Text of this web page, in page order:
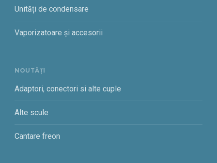
Unități de condensare
Vaporizatoare și accesorii
NOUTĂȚI
Adaptori, conectori si alte cuple
Alte scule
Cantare freon